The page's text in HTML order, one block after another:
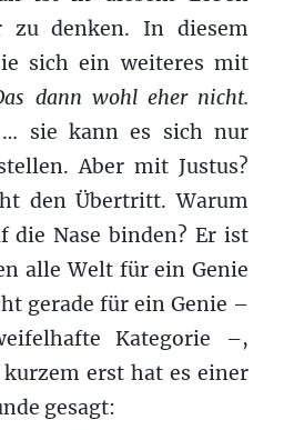
denken. In diesem
sich ein weiteres mit
dann wohl eher nicht.
sie kann es sich nur
Aber mit Justus?
den Übertritt. Warum
die Nase binden? Er ist
alle Welt für ein Genie
gerade für ein Genie –
Kategorie –,
erst hat es einer
gesagt: